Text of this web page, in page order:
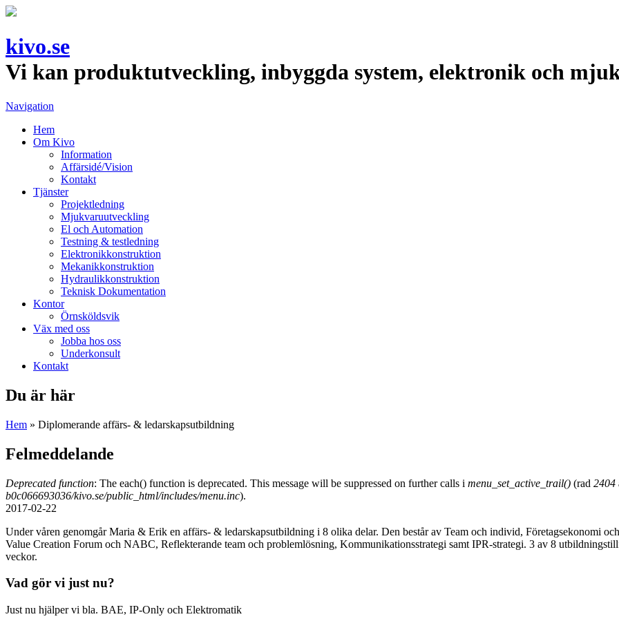
kivo.se
Vi kan produktutveckling, inbyggda system, elektronik och
Navigation
Hem
Om Kivo
Information
Affärsidé/Vision
Kontakt
Tjänster
Projektledning
Mjukvaruutveckling
El och Automation
Testning & testledning
Elektronikkonstruktion
Mekanikkonstruktion
Hydraulikkonstruktion
Teknisk Dokumentation
Kontor
Örnsköldsvik
Väx med oss
Jobba hos oss
Underkonsult
Kontakt
Du är här
Hem » Diplomerande affärs- & ledarskapsutbildning
Felmeddelande
Deprecated function: The each() function is deprecated. This message will be suppressed on further calls i menu_set_active_trail() (rad 2404
b0c066693036/kivo.se/public_html/includes/menu.inc).
2017-02-22
Under våren genomgår Maria & Erik en affärs- & ledarskapsutbildning i 8 olika delar. Den består av Team och individ, Företagsekonomi
Value Creation Forum och NABC, Reflekterande team och problemlösning, Kommunikationsstrategi samt IPR-strategi. 3 av 8
veckor.
Vad gör vi just nu?
Just nu hjälper vi bla. BAE, IP-Only och Elektromatik